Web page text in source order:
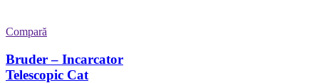
Compară
Bruder – Incarcator
Telescopic Cat